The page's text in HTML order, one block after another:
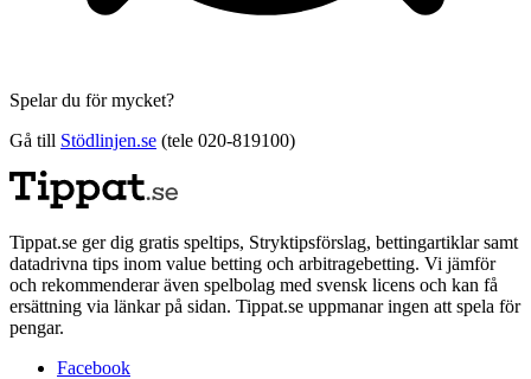
Spelar du för mycket?
Gå till Stödlinjen.se (tele 020-819100)
Tippat.se ger dig gratis speltips, Stryktipsförslag, bettingartiklar samt
datadrivna tips inom value betting och arbitragebetting. Vi jämför
och rekommenderar även spelbolag med svensk licens och kan få
ersättning via länkar på sidan. Tippat.se uppmanar ingen att spela för
pengar.
Facebook